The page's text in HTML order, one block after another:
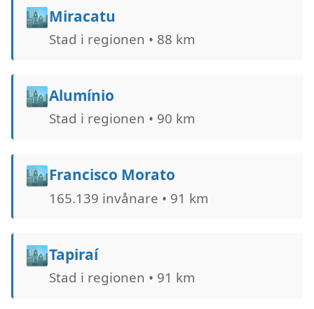
🏙️Miracatu
Stad i regionen • 88 km
🏙️Alumínio
Stad i regionen • 90 km
🏙️Francisco Morato
165.139 invånare • 91 km
🏙️Tapiraí
Stad i regionen • 91 km